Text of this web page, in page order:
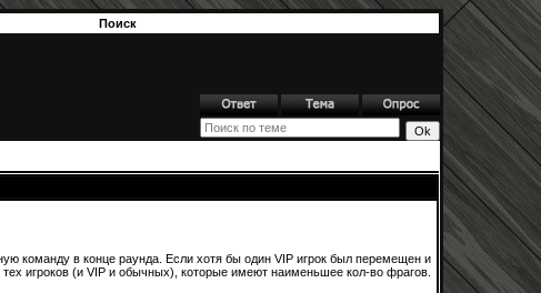
Поиск
команду в конце раунда. Если хотя бы один VIP игрок был перемещен и
игроков (и VIP и обычных), которые имеют наименьшее кол-во фрагов.